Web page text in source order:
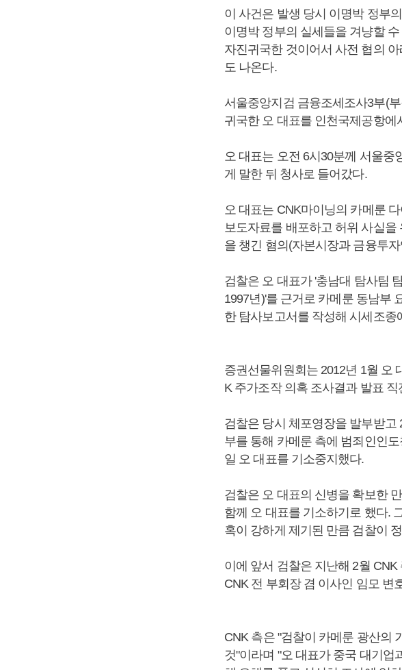
이 사건은 발생 당시 이명박 정부
이명박 정부의 실세들을 겨냥할
자진귀국한 것이어서 사전 협의
도 나온다.
서울중앙지검 금융조세조사3부(
귀국한 오 대표를 인천국제공항
오 대표는 오전 6시30분께 서울중
게 말한 뒤 청사로 들어갔다.
오 대표는 CNK마이닝의 카메룬
보도자료를 배포하고 허위 사실
을 챙긴 혐의(자본시장과 금융투
검찰은 오 대표가 '충남대 탐사팀
1997년)'를 근거로 카메룬 동남부
한 탐사보고서를 작성해 시세조종
증권선물위원회는 2012년 1월 오
K 주가조작 의혹 조사결과 발표
검찰은 당시 체포영장을 발부받고
부를 통해 카메룬 측에 범죄인인
일 오 대표를 기소중지했다.
검찰은 오 대표의 신병을 확보한
함께 오 대표를 기소하기로 했다.
혹이 강하게 제기된 만큼 검찰이
이에 앞서 검찰은 지난해 2월
CNK 전 부회장 겸 이사인 임모 변
CNK 측은 "검찰이 카메룬 광산의
것"이라며 "오 대표가 중국 대기업